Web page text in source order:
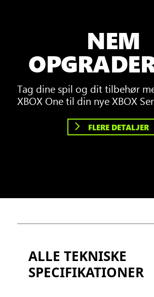
NEM
Tag dine spil og dit tilbehør
XBOX One til din nye XBOX
FLERE DETALJER
ALLE TEKNISKE
SPECIFIKATIONER